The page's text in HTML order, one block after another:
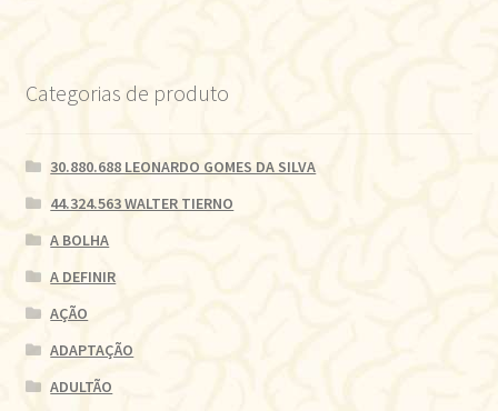
Categorias de produto
30.880.688 LEONARDO GOMES DA SILVA
44.324.563 WALTER TIERNO
A BOLHA
A DEFINIR
AÇÃO
ADAPTAÇÃO
ADULTÃO